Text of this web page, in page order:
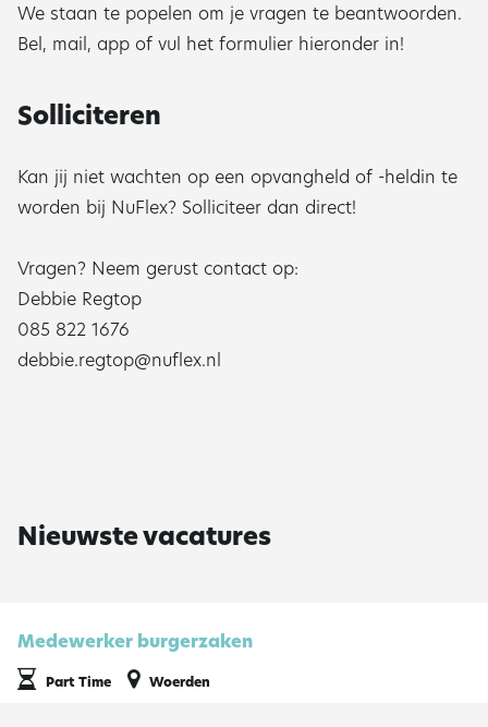
We staan te popelen om je vragen te beantwoorden.
Bel, mail, app of vul het formulier hieronder in!
Solliciteren
Kan jij niet wachten op een opvangheld of -heldin te
worden bij NuFlex? Solliciteer dan direct!
Vragen? Neem gerust contact op:
Debbie Regtop
085 822 1676
debbie.regtop@nuflex.nl
Nieuwste vacatures
Medewerker burgerzaken
Part Time Woerden